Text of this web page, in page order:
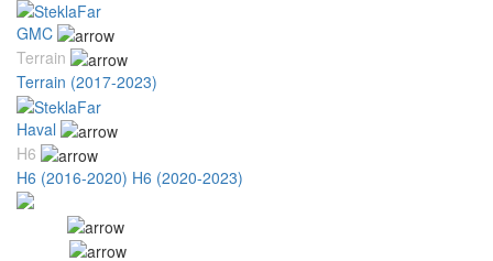
GMC
Terrain
Terrain (2017-2023)
Haval
H6
H6 (2016-2020) H6 (2020-2023)